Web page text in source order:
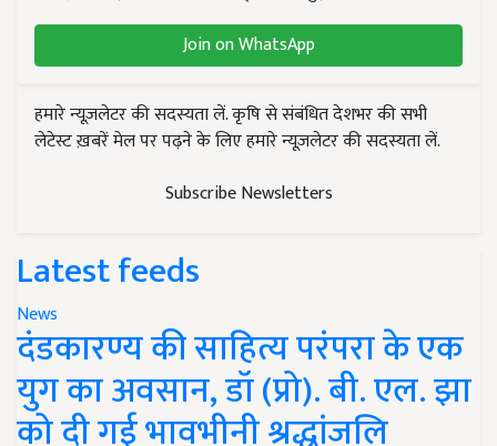
Join on WhatsApp
हमारे न्यूज़लेटर की सदस्यता लें. कृषि से संबंधित देशभर की सभी
लेटेस्ट ख़बरें मेल पर पढ़ने के लिए हमारे न्यूज़लेटर की सदस्यता लें.
Subscribe Newsletters
Latest feeds
News
दंडकारण्य की साहित्य परंपरा के एक
युग का अवसान, डॉ (प्रो). बी. एल. झा
को दी गई भावभीनी श्रद्धांजलि